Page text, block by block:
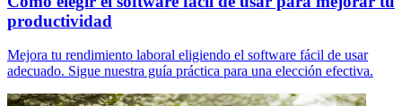
productividad
Mejora tu rendimiento laboral eligiendo el software fácil de usar
adecuado. Sigue nuestra guía práctica para una elección efectiva.